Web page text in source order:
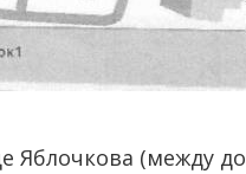
Яблочкова (между